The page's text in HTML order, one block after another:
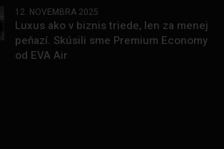
12. NOVEMBRA 2025
Luxus ako v biznis triede, len za menej
peňazí. Skúsili sme Premium Economy
od EVA Air